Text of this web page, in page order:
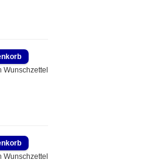
Wunschzettel
Wunschzettel